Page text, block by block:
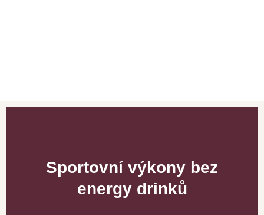
Sportovní výkony bez
energy drinků